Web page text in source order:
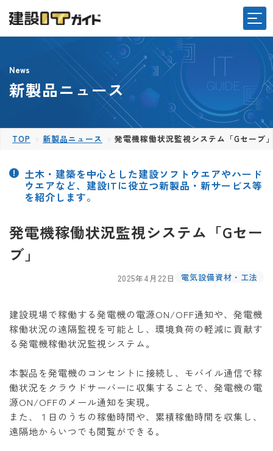
News
新製品ニュース
TOP 新製品ニュース 発電機稼働状況監視システム「Gセーブ
土木・建築を中心とした建設ソフトウエアやハード
ウエアなど、建設ITに役立つ新製品・新サービス等
を紹介します。
発電機稼働状況監視システム「Gセー
ブ」
2025年4月22日 電気設備資材・工法
建設現場で稼働する発電機の電源ON/OFF通知や、発電機
稼働状況の遠隔監視を可能とし、環境負荷の軽減に貢献す
る発電機稼働状況監視システム。
本製品を発電機のコンセントに接続し、モバイル通信で稼
働状況をクラウドサーバーに収集することで、発電機の電
源ON/OFFのメール通知を実現。
また、１日のうちの稼働時間や、累積稼働時間を収集し、
遠隔地からいつでも閲覧ができる。